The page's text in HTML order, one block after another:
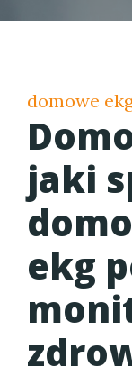
domowe
jaki
ekg